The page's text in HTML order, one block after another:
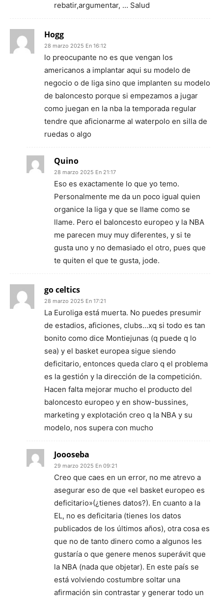
rebatir,argumentar, … Salud
Hogg
28 marzo 2025 En 16:12
lo preocupante no es que vengan los
americanos a implantar aqui su modelo de
negocio o de liga sino que implanten su modelo
de baloncesto porque si empezamos a jugar
como juegan en la nba la temporada regular
tendre que aficionarme al waterpolo en silla de
ruedas o algo
Quino
28 marzo 2025 En 21:17
Eso es exactamente lo que yo temo.
Personalmente me da un poco igual quien
organice la liga y que se llame como se
llame. Pero el baloncesto europeo y la NBA
me parecen muy muy diferentes, y si te
gusta uno y no demasiado el otro, pues que
te quiten el que te gusta, jode.
go celtics
28 marzo 2025 En 17:21
La Euroliga está muerta. No puedes presumir
de estadios, aficiones, clubs…xq si todo es tan
bonito como dice Montiejunas (q puede q lo
sea) y el basket europea sigue siendo
deficitario, entonces queda claro q el problema
es la gestión y la dirección de la competición.
Hacen falta mejorar mucho el producto del
baloncesto europeo y en show-bussines,
marketing y explotación creo q la NBA y su
modelo, nos supera con mucho
Joooseba
29 marzo 2025 En 09:21
Creo que caes en un error, no me atrevo a
asegurar eso de que «el basket europeo es
deficitario»(¿tienes datos?). En cuanto a la
EL, no es deficitaria (tienes los datos
publicados de los últimos años), otra cosa es
que no de tanto dinero como a algunos les
gustaría o que genere menos superávit que
la NBA (nada que objetar). En este país se
está volviendo costumbre soltar una
afirmación sin contrastar y generar todo un